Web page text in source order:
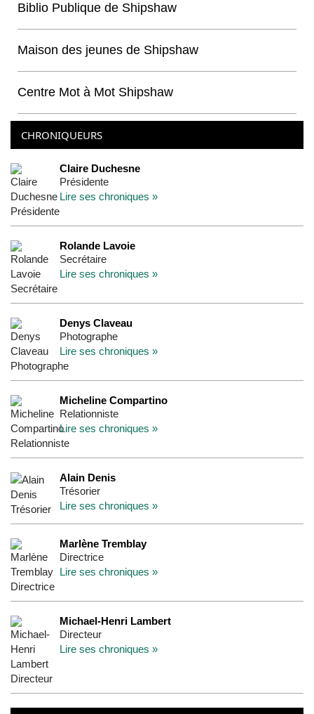
Biblio Publique de Shipshaw
Maison des jeunes de Shipshaw
Centre Mot à Mot Shipshaw
CHRONIQUEURS
Claire Duchesne
Présidente
Lire ses chroniques »
Rolande Lavoie
Secrétaire
Lire ses chroniques »
Denys Claveau
Photographe
Lire ses chroniques »
Micheline Compartino
Relationniste
Lire ses chroniques »
Alain Denis
Trésorier
Lire ses chroniques »
Marlène Tremblay
Directrice
Lire ses chroniques »
Michael-Henri Lambert
Directeur
Lire ses chroniques »